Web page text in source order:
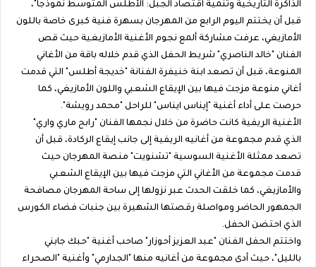
الذاكرة التاريخية وتنمية اقتصاد الجبل: الأطلس المتوسط نموذجا"،
قبل أن يختتم اليوم الرابع من المهرجان بسهرة فنية كبرى خاصة باللون
الأمازيغي، عرفت مشاركة ألمع نجوم الأغنية الأمازيغية حيث قص
الفنان "خالد الناصري" شريط الحفل الذي قدم خلاله باقة من الأغاني
المنوعة، قبل أن تصعد ابنة خنيفرة الفنانة "خديجة أطلس" التي قدمت
أغاني منوعة مزجت فيها بين الإيقاع الشعبي واللون الأمازيغي، كما
حرصت على أداء أغنية "إيناس ايناس" للراحل "محمد رويشة".
الأغنية الريفية كانت حاضرة من خلال نجمها الفنان "رابح ماري واري"
الذي قدم مجموعة من أغانيه الريفية إلى جانب إيقاع الركادة، قبل أن
تصعد ممثلة الأغنية السوسية "تشنويت" منصة المهرجان حيث
قدمت مجموعة من الأغاني التي مزجت فيها بين الإيقاع الشعبي
والأمازيغي، كما خلقت الحدث عبر نزولها إلى ساحة المهرجان مصافحة
الجمهور الحاضر ومواصلة رقصتها الشهيرة بين جنبات فضاء الكورس
الذي احتضن الحفل.
واختتم الحفل الفنان "عبد العزيز أحوزار" صاحب أغنية "حبك جابني
بالليل"، حيث أدى مجموعة من أغانيه منها "الجدارمي" وأغنية "الصحراء